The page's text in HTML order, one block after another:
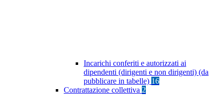
Incarichi conferiti e autorizzati ai
dipendenti (dirigenti e non dirigenti) (da
pubblicare in tabelle) 16
Contrattazione collettiva 2